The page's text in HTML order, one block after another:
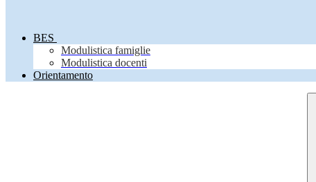
BES
Modulistica famiglie
Modulistica docenti
Orientamento